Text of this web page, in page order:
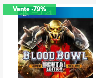
Vente-79%